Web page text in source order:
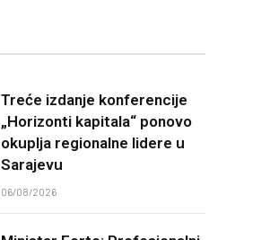
Treće izdanje konferencije
„Horizonti kapitala“ ponovo
okuplja regionalne lidere u
Sarajevu
06/08/2026